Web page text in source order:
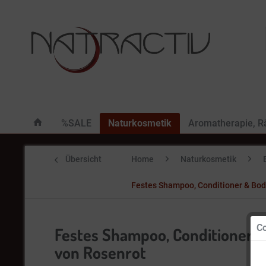
%SALE Naturkosmetik Aromatherapie,
Übersicht Home Naturkosmetik
Festes Shampoo, Conditioner &
Festes Shampoo, Conditioner
von Rosenrot